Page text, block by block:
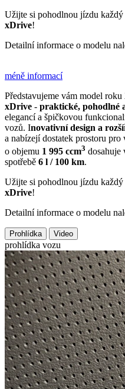
Užijte si pohodlnou jízdu každý
xDrive!
Detailní informace o modelu
méně informací
Představujeme vám model roku
xDrive - praktické, pohodlné
elegancí a špičkovou
vozů. Inovativní design a
a nabízejí dostatek prostoru pro
o objemu 1 995 ccm3 dosahuje
spotřebě 6 l / 100 km.
Užijte si pohodlnou jízdu každý
xDrive!
Detailní informace o modelu
Prohlídka Video
prohlídka vozu